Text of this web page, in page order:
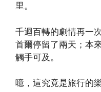
里。
千迴百轉的劇情再一
首爾停留了兩天；本
觸手可及。
噫，這究竟是旅行的